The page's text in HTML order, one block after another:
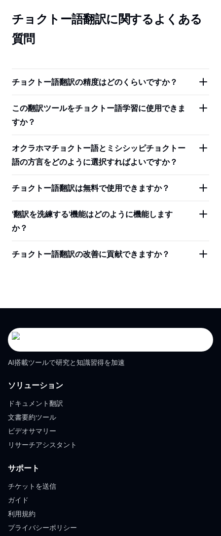
チョクトー語翻訳に関するよくある
質問
チョクトー語翻訳の精度はどのくらいですか？
この翻訳ツールをチョクトー語学習に使用できま
すか？
オクラホマチョクトー語とミシシッピチョクトー
語の方言をどのように選択すればよいですか？
チョクトー語翻訳は無料で使用できますか？
'翻訳を洗練する'機能はどのように機能します
か？
チョクトー語翻訳の改善に貢献できますか？
AI搭載ツールで研究と知識習得を加速
ソリューション
ドキュメント翻訳
文書要約ツール
ビデオサマリー
リサーチアシスタント
サポート
チケットを送信
ガイド
利用規約
プライバシーポリシー